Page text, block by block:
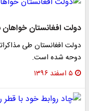
دولت افغانستان
دولت افغانستان طی
دوحه شده است.
۵ اسفند ۱۳۹۶